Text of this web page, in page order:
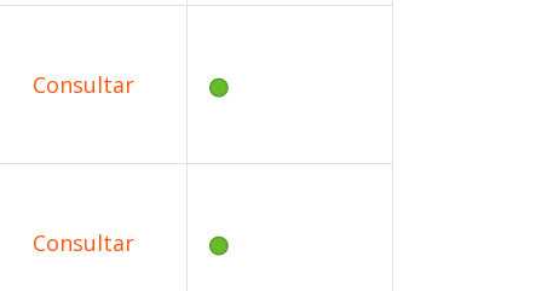
Consultar
Consultar